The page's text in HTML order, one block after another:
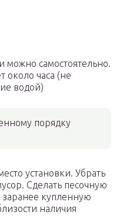
можно самостоятельно.
около часа (не
водой)
порядку
установки. Убрать
Сделать песочную
купленную
наличия